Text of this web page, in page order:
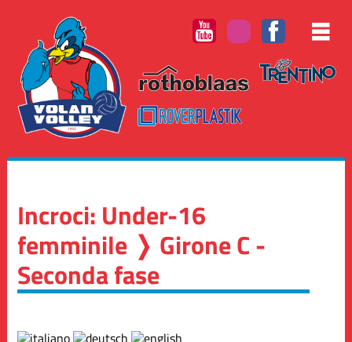
Incroci: Under-16
femminile ❭ Girone C -
Seconda fase